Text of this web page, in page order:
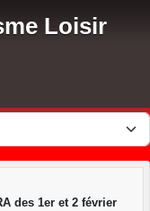
Loisir
des 1er et 2 février